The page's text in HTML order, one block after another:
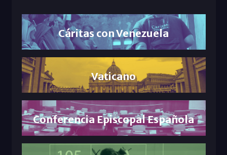
Cáritas con Venezuela
Vaticano
Conferencia Episcopal Española